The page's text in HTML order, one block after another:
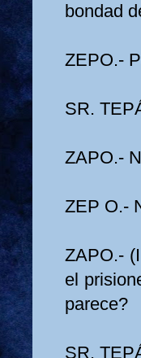
bondad
ZEPO.-
SR.
ZAPO.-
ZEP O.-
ZAPO.-
el
parece?
SR.